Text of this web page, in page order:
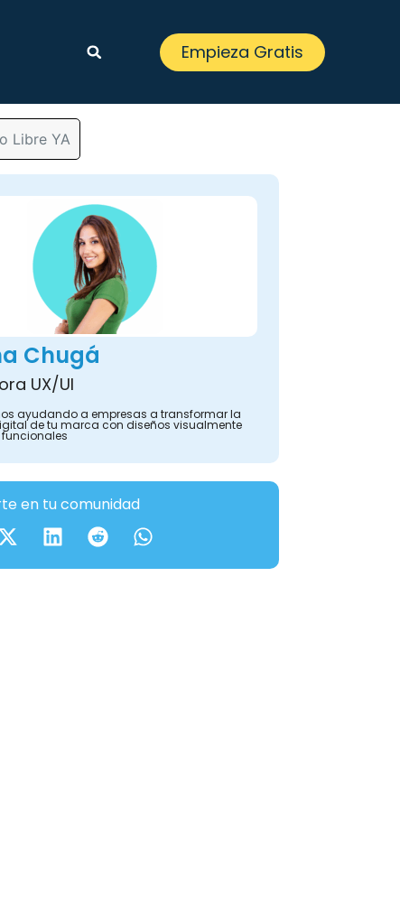
Empieza Gratis
Libre YA
Chugá
UX/UI
ayudando a empresas a transformar la
de tu marca con diseños visualmente
en tu comunidad